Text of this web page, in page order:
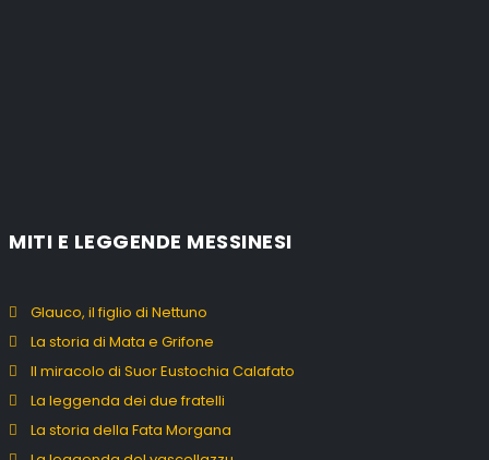
MITI E LEGGENDE MESSINESI
Glauco, il figlio di Nettuno
La storia di Mata e Grifone
Il miracolo di Suor Eustochia Calafato
La leggenda dei due fratelli
La storia della Fata Morgana